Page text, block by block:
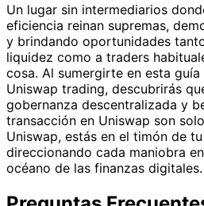
Un lugar sin intermediarios
eficiencia reinan supremas,
y brindando oportunidades
liquidez como a traders
cosa. Al sumergirte en esta
Uniswap trading, descubrirás
gobernanza descentralizada y
transacción en Uniswap son
Uniswap, estás en el timón de
direccionando cada maniobra
océano de las finanzas digitales.